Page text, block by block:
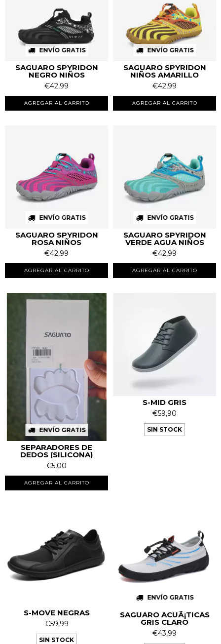
ENVÍO GRATIS
SAGUARO SPYRIDON
NEGRO NIÑOS
€42,99
AGREGAR AL CARRITO
ENVÍO GRATIS
SAGUARO SPYRIDON
NIÑOS AMARILLO
€42,99
AGREGAR AL CARRITO
ENVÍO GRATIS
SAGUARO SPYRIDON
ROSA NIÑOS
€42,99
AGREGAR AL CARRITO
ENVÍO GRATIS
SAGUARO SPYRIDON
VERDE AGUA NIÑOS
€42,99
AGREGAR AL CARRITO
ENVÍO GRATIS
SEPARADORES DE
DEDOS (SILICONA)
€5,00
AGREGAR AL CARRITO
S-MID GRIS
€59,90
SIN STOCK
S-MOVE NEGRAS
€59,99
SIN STOCK
ENVÍO GRATIS
SAGUARO ACUÃ¡TICAS
GRIS CLARO
€43,99